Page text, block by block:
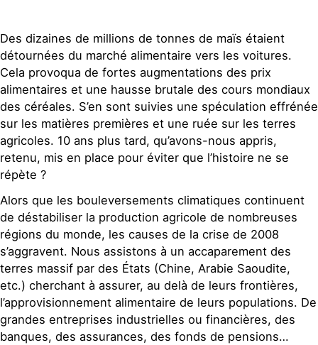
Des dizaines de millions de tonnes de maïs étaient
détournées du marché alimentaire vers les voitures.
Cela provoqua de fortes augmentations des prix
alimentaires et une hausse brutale des cours mondiaux
des céréales. S’en sont suivies une spéculation effrénée
sur les matières premières et une ruée sur les terres
agricoles. 10 ans plus tard, qu’avons-nous appris,
retenu, mis en place pour éviter que l’histoire ne se
répète ?
Alors que les bouleversements climatiques continuent
de déstabiliser la production agricole de nombreuses
régions du monde, les causes de la crise de 2008
s’aggravent. Nous assistons à un accaparement des
terres massif par des États (Chine, Arabie Saoudite,
etc.) cherchant à assurer, au delà de leurs frontières,
l’approvisionnement alimentaire de leurs populations. De
grandes entreprises industrielles ou financières, des
banques, des assurances, des fonds de pensions…